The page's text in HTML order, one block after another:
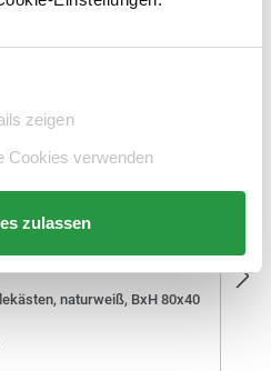
zeigen
Cookies verwenden
zulassen
naturweiß, BxH 80x40